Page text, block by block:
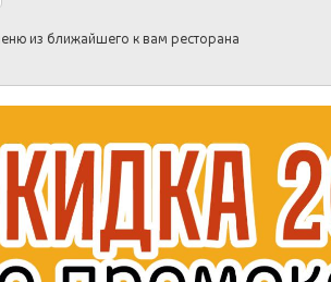
из ближайшего к вам ресторана